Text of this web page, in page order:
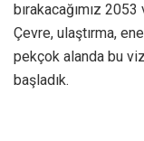
bırakacağımız
Çevre, ulaştırma,
pekçok alanda bu
başladık.